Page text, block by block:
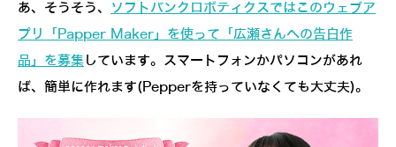
あ、そうそう、
ソフトバンクロボティクスではこのウェブア
プリ「Papper Maker」を使って「広瀬さんへの告白作
品」を募集しています。スマートフォンかパソコンがあれ
ば、簡単に作れます(Pepperを持っていなくても大丈夫)。